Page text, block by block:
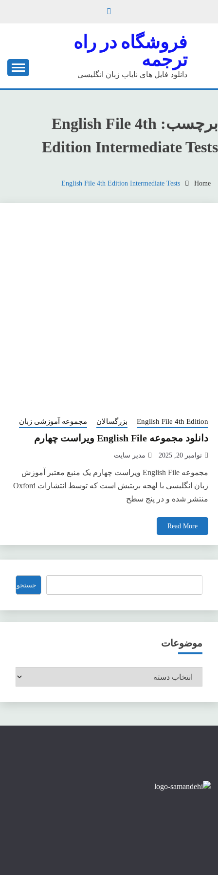
فروشگاه در راه
ترجمه
دانلود فایل های نایاب زبان انگلیسی
برچسب: English File 4th
Edition Intermediate Tests
Home
English File 4th Edition Intermediate Tests
English File 4th Edition بزرگسالان مجموعه آموزشی زبان
دانلود مجموعه English File ویراست چهارم
نوامبر 20, 2025 مدیر سایت
مجموعه English File ویراست چهارم یک منبع معتبر آموزش
زبان انگلیسی با لهجه بریتیش است که توسط انتشارات Oxford
منتشر شده و در پنج سطح
Read More
جستجو
موضوعات
موضوعات